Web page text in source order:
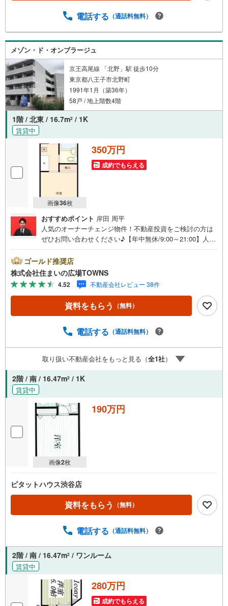
でのお越しも大歓迎です！
電話する （通話料無料）
メゾン・ド・オンブラージュ
京王高尾線 「北野」駅 徒歩10分
東京都八王子市北野町
1991年1月（築36年）
58戸 / 地上階数4階
1階 / 北東 / 16.7m2 / 1K
賃貸中
画像36枚
350万円
成約でもらえる
おすすめポイント 岸田 周平
人気のオーナーチェンジ物件！不動産投資をご検討の方は
ぜひお問い合わせください♪【年中無休/9:00～21:00】人気
下さい。「室内・現地を見学する」ボタンよりご予約頂く
とご見学がスムーズです。■その他、各種ご相談も承ってお
ります。○住宅ローンのご相談○ライフプランのシミュレー
ション■住まいの広場TOWNSからお客様へ経験豊富なスタ
ッフが親身になってお客様に合った物件をご紹介させて頂
きます！ /他社様掲載物件も併せてご紹介可能ですのでお気
でのお越しも大歓迎です！
ゴールド推奨店
株式会社住まいの広場TOWNS
4.52 不動産会社レビュー 38件
資料をもらう （無料）
電話する （通話料無料）
取り扱い不動産会社をもっと見る（全1社）
2階 / 南 / 16.47m2 / 1K
賃貸中
画像2枚
190万円
ピタットハウス渋谷店
資料をもらう （無料）
電話する （通話料無料）
2階 / 南 / 16.47m2 / ワンルーム
賃貸中
280万円
成約でもらえる